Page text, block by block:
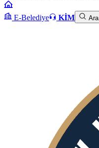
E-Belediye KİM Ara